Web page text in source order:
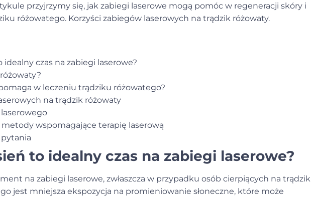
przyjrzymy się, jak zabiegi laserowe mogą pomóc w regeneracji skóry i
różowatego. Korzyści zabiegów laserowych na trądzik różowaty.
idealny czas na zabiegi laserowe?
w leczeniu trądziku różowatego?
na trądzik różowaty
wspomagające terapię laserową
to idealny czas na zabiegi laserowe?
na zabiegi laserowe, zwłaszcza w przypadku osób cierpiących na trądzik
jest mniejsza ekspozycja na promieniowanie słoneczne, które może